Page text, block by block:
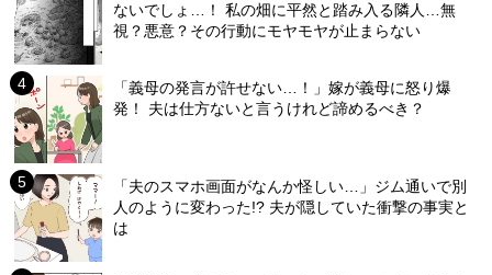
ないでしょ…！ 私の畑に平然と踏み入る隣人…無
視？悪意？その行動にモヤモヤが止まらない
「義母の発言が許せない…！」嫁が義母に怒り爆
発！ 夫は仕方ないと言うけれど諦めるべき？
「夫のスマホ画面がなんか怪しい…」ジム通いで別
人のように変わった!? 夫が隠していた衝撃の事実と
は